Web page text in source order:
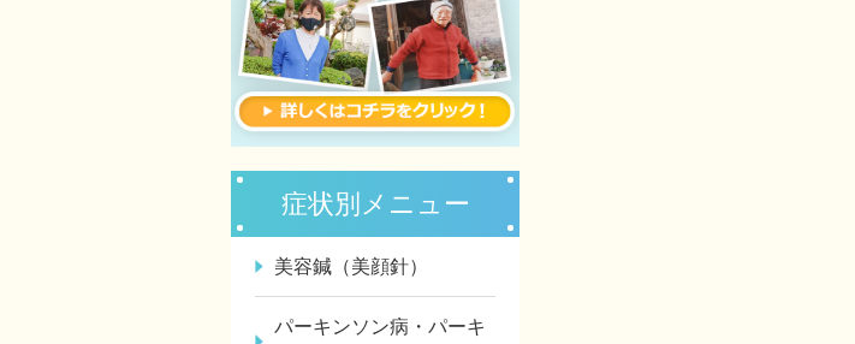
症状別メニュー
美容鍼（美顔針）
パーキンソン病・パーキ